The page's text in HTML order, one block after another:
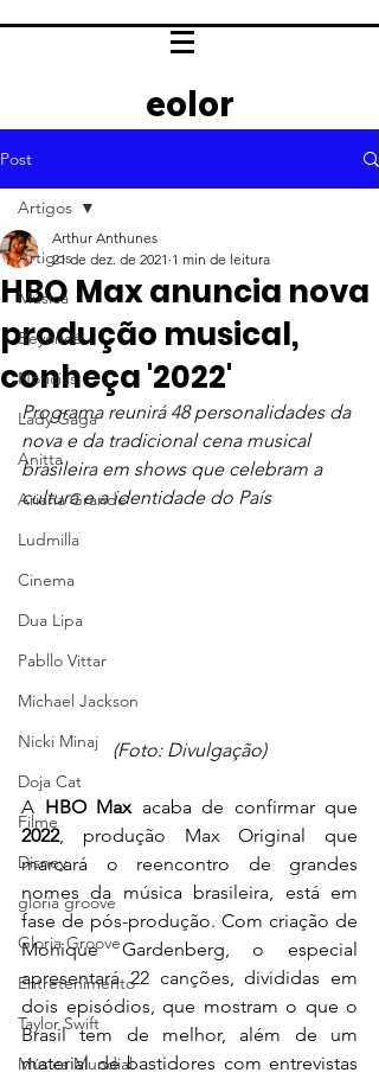
eolor
Post
Artigos
Música
Beyoncé
Notícias
Lady Gaga
Anitta
Ariana Grande
Ludmilla
Cinema
Dua Lipa
Pabllo Vittar
Michael Jackson
Nicki Minaj
Doja Cat
Filme
Disney
gloria groove
Gloria Groove
Entretenimento
Taylor Swift
Música Mundial
Artigos
HBO Max anuncia nova
produção musical,
conheça '2022'
Arthur Anthunes
21 de dez. de 2021 1 min de leitura
Programa reunirá 48 personalidades da
nova e da tradicional cena musical
brasileira em shows que celebram a
cultura e a identidade do País
(Foto: Divulgação)
A HBO Max
2022, produção Max Original que
marcará o reencontro de grandes
nomes da música brasileira, está em
fase de pós-produção. Com criação de
Monique Gardenberg, o especial
apresentará 22 canções, divididas em
dois episódios, que mostram o que o
Brasil tem de melhor, além de um
material de bastidores com entrevistas